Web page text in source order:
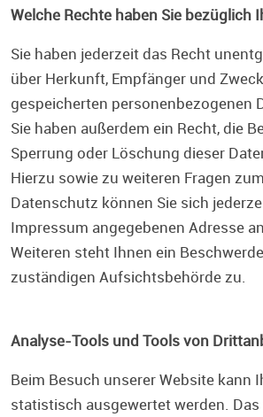
Welche Rechte haben Sie bezüglich
Sie haben jederzeit das Recht
über Herkunft, Empfänger und
gespeicherten personenbezogenen
Sie haben außerdem ein Recht, die
Sperrung oder Löschung dieser
Hierzu sowie zu weiteren Fragen
Datenschutz können Sie sich
Impressum angegebenen Adresse
Weiteren steht Ihnen ein
zuständigen Aufsichtsbehörde zu.
Analyse-Tools und Tools von
Beim Besuch unserer Website kann
statistisch ausgewertet werden.